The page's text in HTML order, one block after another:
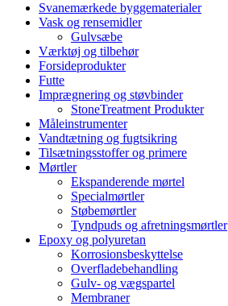
Svanemærkede byggematerialer
Vask og rensemidler
Gulvsæbe
Værktøj og tilbehør
Forsideprodukter
Futte
Imprægnering og støvbinder
StoneTreatment Produkter
Måleinstrumenter
Vandtætning og fugtsikring
Tilsætningsstoffer og primere
Mørtler
Ekspanderende mørtel
Specialmørtler
Støbemørtler
Tyndpuds og afretningsmørtler
Epoxy og polyuretan
Korrosionsbeskyttelse
Overfladebehandling
Gulv- og vægspartel
Membraner